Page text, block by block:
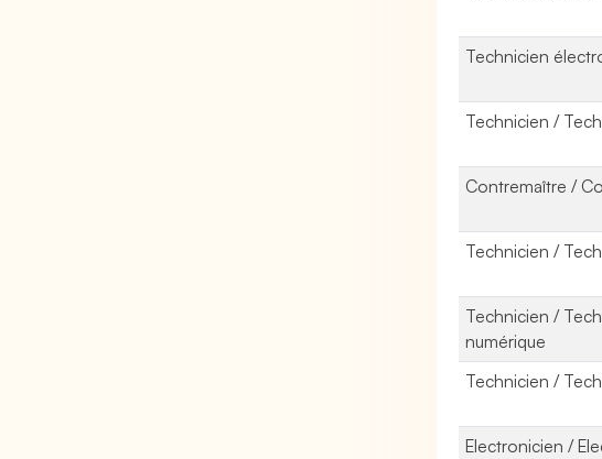
Technicien
Technicien /
Contremaître /
Technicien /
Technicien /
numérique
Technicien /
Electronicien /